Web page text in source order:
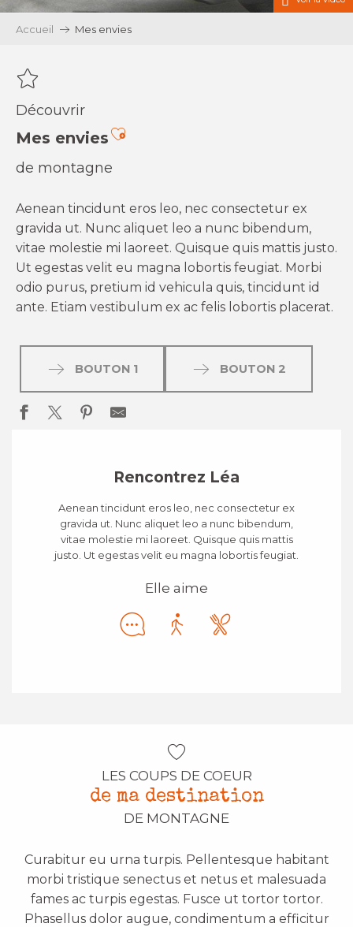
Accueil Mes envies
Découvrir
Mes enviesAjouter aux favoris
de montagne
Aenean tincidunt eros leo, nec consectetur ex
gravida ut. Nunc aliquet leo a nunc bibendum,
vitae molestie mi laoreet. Quisque quis mattis justo.
Ut egestas velit eu magna lobortis feugiat. Morbi
odio purus, pretium id vehicula quis, tincidunt id
ante. Etiam vestibulum ex ac felis lobortis placerat.
BOUTON 1 BOUTON 2
Rencontrez Léa
Aenean tincidunt eros leo, nec consectetur ex
gravida ut. Nunc aliquet leo a nunc bibendum,
vitae molestie mi laoreet. Quisque quis mattis
justo. Ut egestas velit eu magna lobortis feugiat.
Elle aime
LES COUPS DE COEUR
de ma destination
DE MONTAGNE
Curabitur eu urna turpis. Pellentesque habitant
morbi tristique senectus et netus et malesuada
fames ac turpis egestas. Fusce ut tortor tortor.
Phasellus dolor augue, condimentum a efficitur